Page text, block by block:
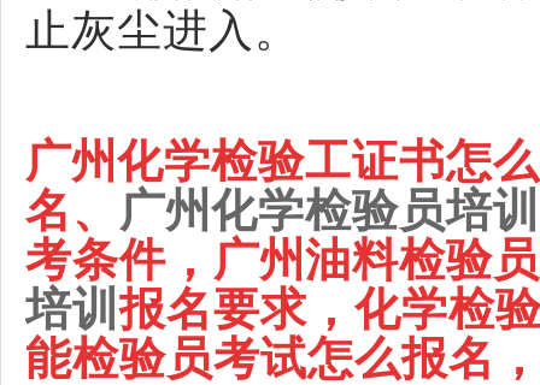
止灰尘进入。
广州化学检验工证书怎
名、 广州化学检验员培训
考条件， 广州油料检验
培训报名要求，化学检
能检验员考试怎么报名